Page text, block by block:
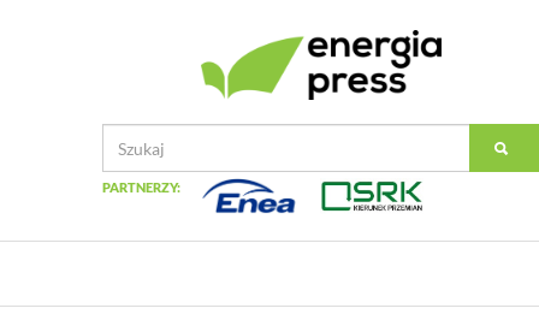
PARTNERZY: